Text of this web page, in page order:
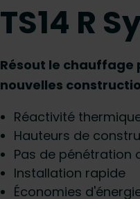
TS14 R
Résout le chauffage
nouvelles
Réactivité
Hauteurs de
Pas de pénétration
Installation rapide
Économies